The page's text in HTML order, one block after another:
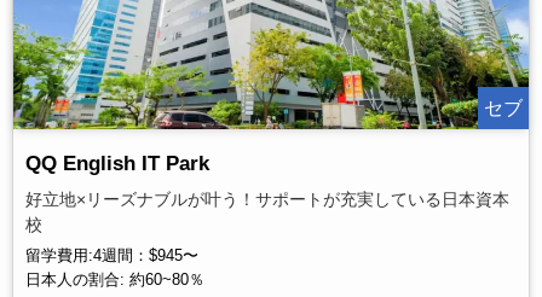
セブ
QQ English IT Park
好立地×リーズナブルが叶う！サポートが充実している日本資本
校
留学費用:4週間：$945〜
日本人の割合: 約60~80％